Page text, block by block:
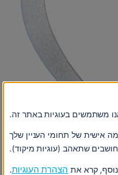
משתמשים בעוגיות באתר זה.
אישית של תחומי העניין שלך
שתאהב (עוגיות מיקוד).
קרא את הצהרת העוגיות.